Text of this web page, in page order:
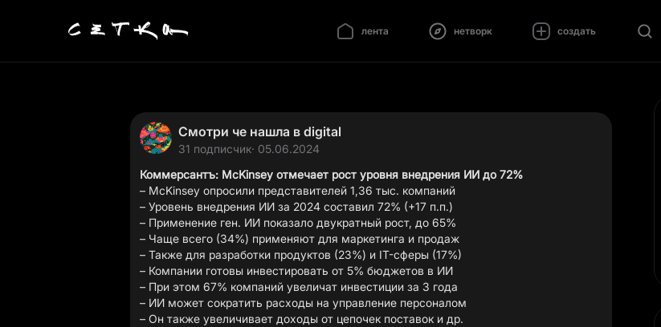
лента нетворк создать
Смотри че нашла в digital
31 подписчик· 05.06.2024
Коммерсантъ: McKinsey отмечает рост уровня внедрения ИИ до 72%
– McKinsey опросили представителей 1,36 тыс. компаний
– Уровень внедрения ИИ за 2024 составил 72% (+17 п.п.)
– Применение ген. ИИ показало двукратный рост, до 65%
– Чаще всего (34%) применяют для маркетинга и продаж
– Также для разработки продуктов (23%) и IT-сферы (17%)
– Компании готовы инвестировать от 5% бюджетов в ИИ
– При этом 67% компаний увеличат инвестиции за 3 года
– ИИ может сократить расходы на управление персоналом
– Он также увеличивает доходы от цепочек поставок и др.